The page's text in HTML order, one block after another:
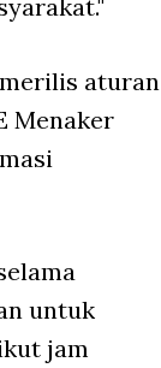
aturan
Menaker
untuk
jam